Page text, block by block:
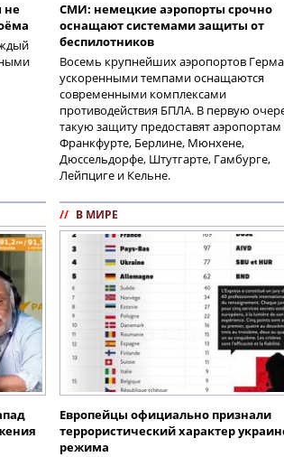
не
СМИ: немецкие аэропорты срочно
оснащают системами защиты от
беспилотников
Восемь крупнейших аэропортов
ускоренными темпами оснащаются
современными комплексами
противодействия БПЛА. В первую
такую защиту предоставят аэропортам
Франкфурте, Берлине, Мюнхене,
Дюссельдорфе, Штутгарте, Гамбурге,
Лейпциге и Кельне.
// В МИРЕ
Европейцы официально признали
террористический характер
режима